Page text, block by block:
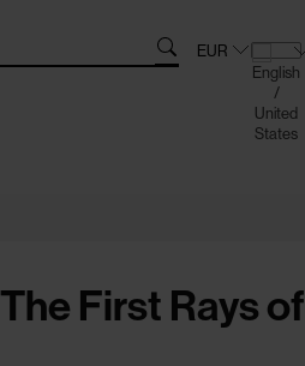
First Rays of